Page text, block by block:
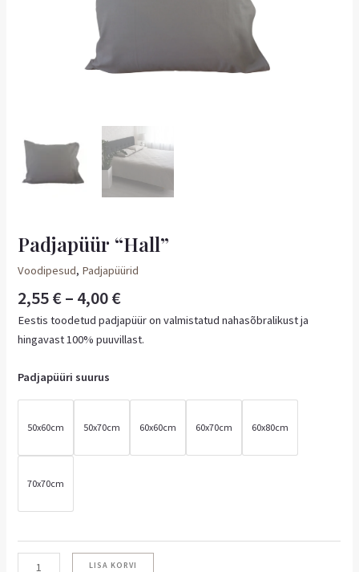
Padjapüür “Hall”
Voodipesud, Padjapüürid
2,55€– 4,00€
Eestis toodetud padjapüür on valmistatud nahasõbralikust ja
hingavast 100% puuvillast.
Padjapüüri suurus
50x60cm 50x70cm 60x60cm 60x70cm 60x80cm
70x70cm
LISA KORVI